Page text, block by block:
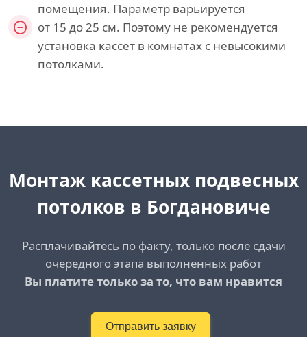
помещения. Параметр варьируется
от 15 до 25 см. Поэтому не рекомендуется
установка кассет в комнатах с невысокими
потолками.
Монтаж кассетных подвесных
потолков в Богдановиче
Расплачивайтесь по факту, только после сдачи
очередного этапа выполненных работ
Вы платите только за то, что вам нравится
Отправить заявку